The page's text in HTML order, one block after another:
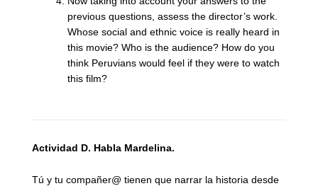
previous questions, assess the director’s work.
Whose social and ethnic voice is really heard in
this movie? Who is the audience? How do you
think Peruvians would feel if they were to watch
this film?
Actividad D. Habla Mardelina.
Tú y tu compañer@ tienen que narrar la historia desde